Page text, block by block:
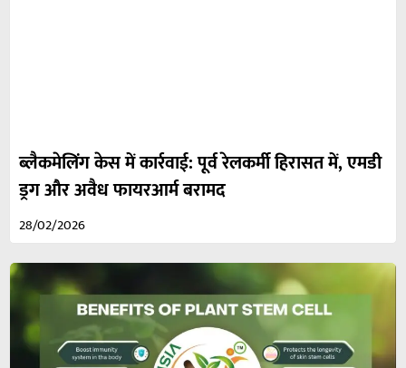
ब्लैकमेलिंग केस में कार्रवाई: पूर्व रेलकर्मी हिरासत में, एमडी
ड्रग और अवैध फायरआर्म बरामद
28/02/2026